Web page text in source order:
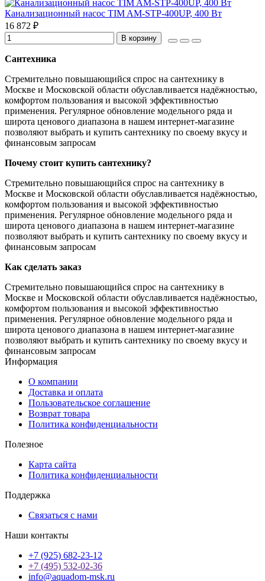
Канализационный насос TIM AM-STP-400UP, 400 Вт
16 872 ₽
В корзину
Сантехника
Стремительно повышающийся спрос на сантехнику в
Москве и Московской области обуславливается надёжностью,
комфортом пользования и высокой эффективностью
применения. Регулярное обновление модельного ряда и
широта ценового диапазона в нашем интернет-магазине
позволяют выбрать и купить сантехнику по своему вкусу и
финансовым запросам
Почему стоит купить сантехнику?
Стремительно повышающийся спрос на сантехнику в
Москве и Московской области обуславливается надёжностью,
комфортом пользования и высокой эффективностью
применения. Регулярное обновление модельного ряда и
широта ценового диапазона в нашем интернет-магазине
позволяют выбрать и купить сантехнику по своему вкусу и
финансовым запросам
Как сделать заказ
Стремительно повышающийся спрос на сантехнику в
Москве и Московской области обуславливается надёжностью,
комфортом пользования и высокой эффективностью
применения. Регулярное обновление модельного ряда и
широта ценового диапазона в нашем интернет-магазине
позволяют выбрать и купить сантехнику по своему вкусу и
финансовым запросам
Информация
О компании
Доставка и оплата
Пользовательское соглашение
Возврат товара
Политика конфиденциальности
Полезное
Карта сайта
Политика конфиденциальности
Поддержка
Связаться с нами
Наши контакты
+7 (925) 682-23-12
+7 (495) 532-02-36
info@aquadom-msk.ru